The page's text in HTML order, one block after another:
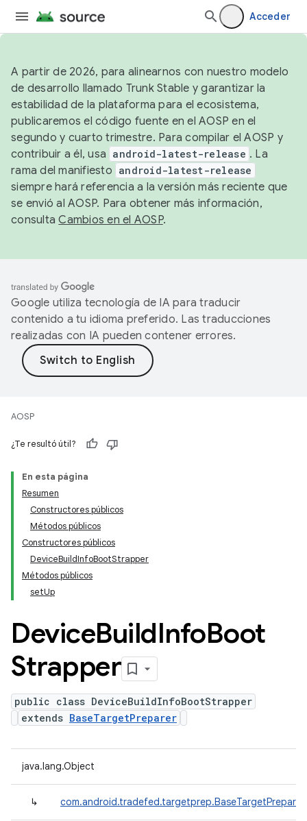
Acceder
A partir de 2026, para alinearnos con nuestro modelo
de desarrollo llamado Trunk Stable y garantizar la
estabilidad de la plataforma para el ecosistema,
publicaremos el código fuente en el AOSP en el
segundo y cuarto trimestre. Para compilar el AOSP y
contribuir a él, usa android-latest-release . La
rama del manifiesto android-latest-release
siempre hará referencia a la versión más reciente que
se envió al AOSP. Para obtener más información,
consultaCambios en el AOSP.
Google utiliza tecnología de IA para traducir
contenido a tu idioma preferido. Las traducciones
realizadas con IA pueden contener errores.
AOSP
¿Te resultó útil?
En esta página
Resumen
Constructores públicos
Métodos públicos
Constructores públicos
DeviceBuildInfoBootStrapper
Métodos públicos
setUp
DeviceBuildInfoBoot
Strapper
public class DeviceBuildInfoBootStrapper
extends BaseTargetPreparer
java.lang.Object
↳ com.android.tradefed.targetprep.BaseTargetPreparer